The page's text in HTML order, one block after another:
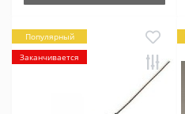
Популярный
Заканчивается